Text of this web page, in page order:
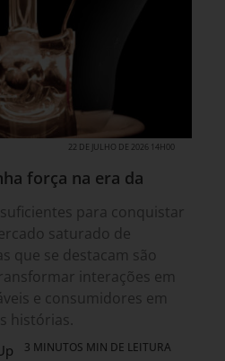
22 DE JULHO DE 2026 14H00
força na era da
para conquistar
saturado de
que se destacam são
interações em
e consumidores em
histórias.
3 MINUTOS MIN DE LEITURA